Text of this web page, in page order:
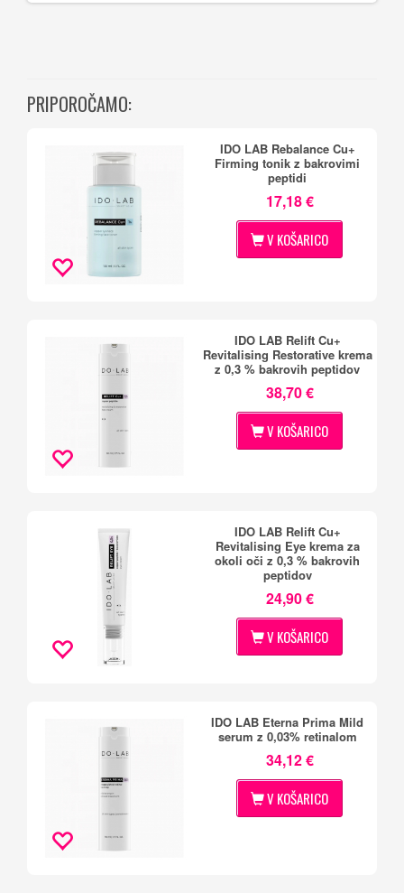
PRIPOROČAMO:
IDO LAB Rebalance Cu+
Firming tonik z bakrovimi
peptidi
17,18 €
V KOŠARICO
IDO LAB Relift Cu+
Revitalising Restorative krema
z 0,3 % bakrovih peptidov
38,70 €
V KOŠARICO
IDO LAB Relift Cu+
Revitalising Eye krema za
okoli oči z 0,3 % bakrovih
peptidov
24,90 €
V KOŠARICO
IDO LAB Eterna Prima Mild
serum z 0,03% retinalom
34,12 €
V KOŠARICO